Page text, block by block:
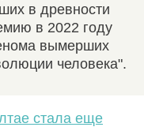
в древности
в 2022 году
вымерших
человека".
стала еще